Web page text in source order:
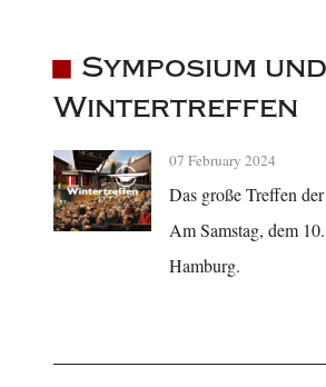
Symposium und
Wintertreffen
07 February 2024
Das große Treffen
Am Samstag, dem
Hamburg.